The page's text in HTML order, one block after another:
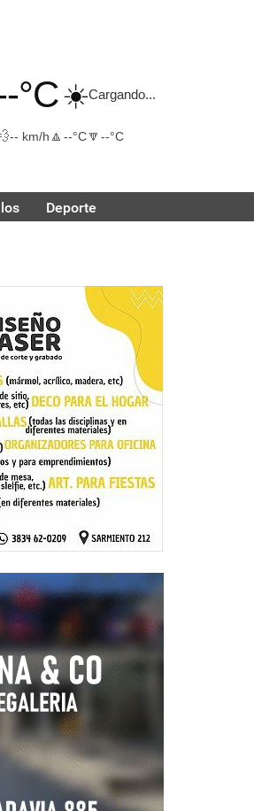
°C☀️Cargando...
-- km/h 🔼 --°C🔽 --°C
Deporte